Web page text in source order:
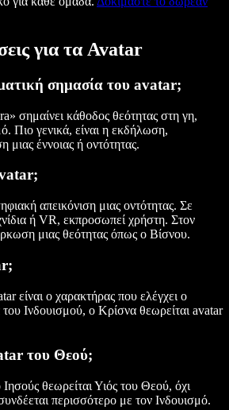
για τα Avatar
σημασία του avatar;
σημαίνει κάθοδος θεότητας στη γη,
Πιο γενικά, είναι η εκδήλωση,
μιας έννοιας ή οντότητας.
απεικόνιση μιας οντότητας. Σε
ή VR, εκπροσωπεί χρήστη. Στον
μιας θεότητας όπως ο Βίσνου.
είναι ο χαρακτήρας που ελέγχει ο
Ινδουισμού, ο Κρίσνα θεωρείται avatar
του Θεού;
θεωρείται Υιός του Θεού, όχι
περισσότερο με τον Ινδουισμό.